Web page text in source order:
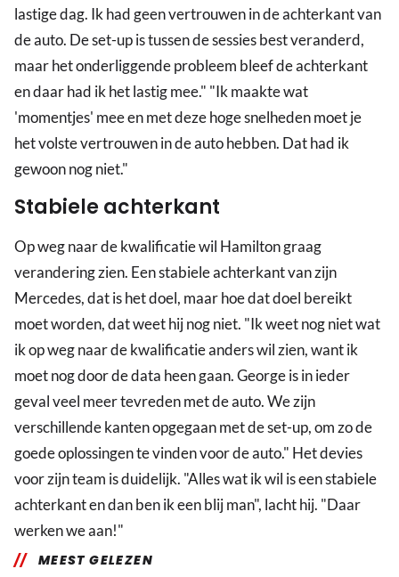
lastige dag. Ik had geen vertrouwen in de achterkant van
de auto. De set-up is tussen de sessies best veranderd,
maar het onderliggende probleem bleef de achterkant
en daar had ik het lastig mee." "Ik maakte wat
'momentjes' mee en met deze hoge snelheden moet je
het volste vertrouwen in de auto hebben. Dat had ik
gewoon nog niet."
Stabiele achterkant
Op weg naar de kwalificatie wil Hamilton graag
verandering zien. Een stabiele achterkant van zijn
Mercedes, dat is het doel, maar hoe dat doel bereikt
moet worden, dat weet hij nog niet. "Ik weet nog niet wat
ik op weg naar de kwalificatie anders wil zien, want ik
moet nog door de data heen gaan. George is in ieder
geval veel meer tevreden met de auto. We zijn
verschillende kanten opgegaan met de set-up, om zo de
goede oplossingen te vinden voor de auto." Het devies
voor zijn team is duidelijk. "Alles wat ik wil is een stabiele
achterkant en dan ben ik een blij man", lacht hij. "Daar
werken we aan!"
MEEST GELEZEN